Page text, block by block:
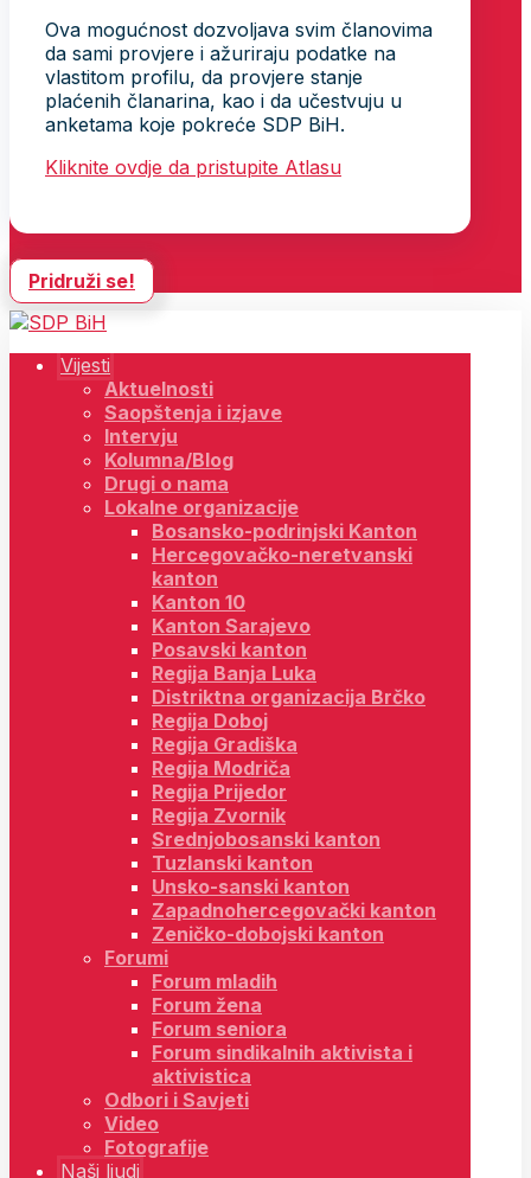
Ova mogućnost dozvoljava svim članovima
da sami provjere i ažuriraju podatke na
vlastitom profilu, da provjere stanje
plaćenih članarina, kao i da učestvuju u
anketama koje pokreće SDP BiH.
Kliknite ovdje da pristupite Atlasu
Pridruži se!
Vijesti
Aktuelnosti
Saopštenja i izjave
Intervju
Kolumna/Blog
Drugi o nama
Lokalne organizacije
Bosansko-podrinjski Kanton
Hercegovačko-neretvanski
kanton
Kanton 10
Kanton Sarajevo
Posavski kanton
Regija Banja Luka
Distriktna organizacija Brčko
Regija Doboj
Regija Gradiška
Regija Modriča
Regija Prijedor
Regija Zvornik
Srednjobosanski kanton
Tuzlanski kanton
Unsko-sanski kanton
Zapadnohercegovački kanton
Zeničko-dobojski kanton
Forumi
Forum mladih
Forum žena
Forum seniora
Forum sindikalnih aktivista i
aktivistica
Odbori i Savjeti
Video
Fotografije
Naši ljudi